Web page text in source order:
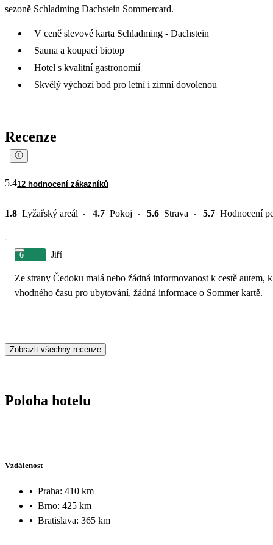
sezoně Schladming Dachstein Sommercard.
V ceně slevové karta Schladming - Dachstein
Sauna a koupací biotop
Hotel s kvalitní gastronomií
Skvělý výchozí bod pro letní i zimní dovolenou
Recenze
5.412 hodnocení zákazníků
1.8 Lyžařský areál 4.7 Pokoj 5.6 Strava 5.7 Hodnocení
6 Jiří
Ze strany Čedoku malá nebo žádná informovanost k cestě autem,
vhodného času pro ubytování, žádná informace o Sommer kartě.
Zobrazit všechny recenze
Poloha hotelu
Vzdálenost
• Praha: 410 km
• Brno: 425 km
• Bratislava: 365 km